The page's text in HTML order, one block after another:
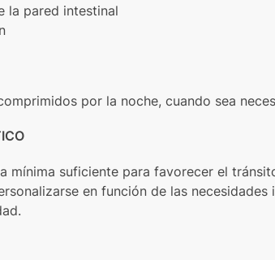
la pared intestinal
por la noche, cuando sea
mínima suficiente para favorecer el
en función de las